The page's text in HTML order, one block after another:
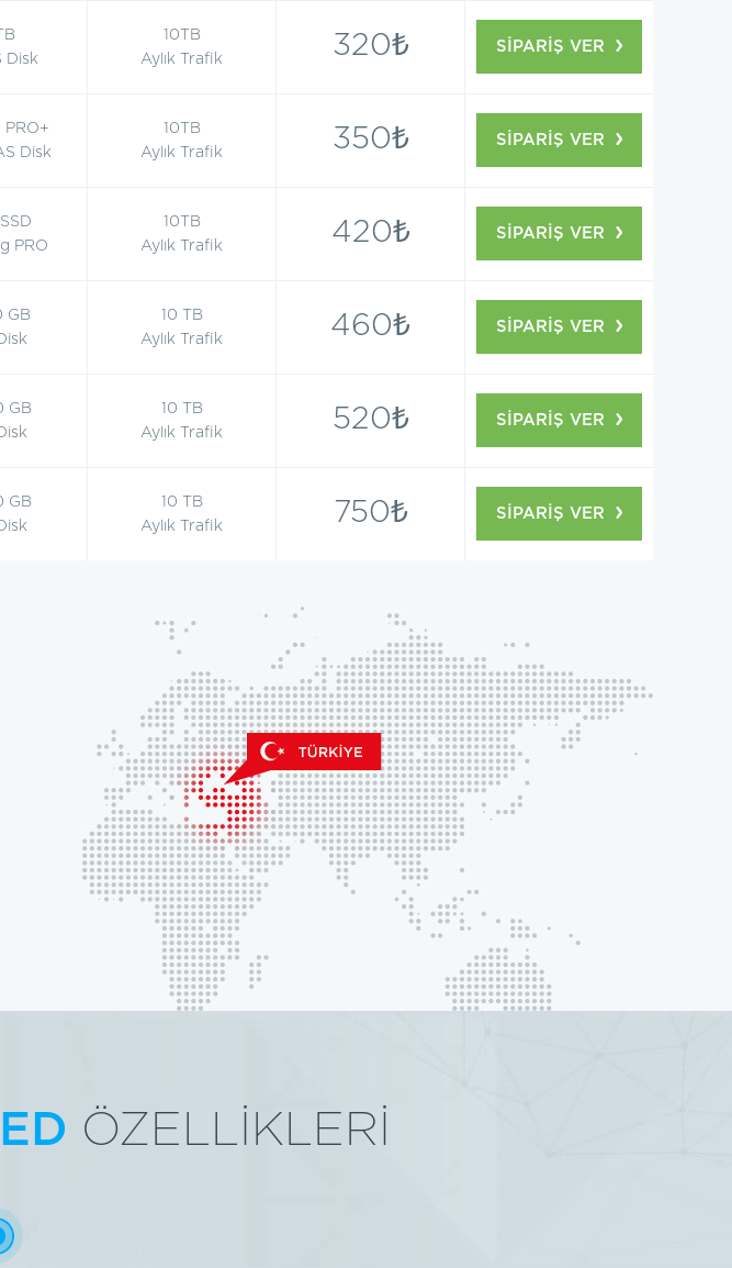
Disk
10TB
Aylık Trafik
320₺ SİPARİŞ VER
PRO+
Disk
10TB
Aylık Trafik
350₺ SİPARİŞ VER
PRO
10TB
Aylık Trafik
420₺ SİPARİŞ VER
GB
10 TB
Aylık Trafik
460₺ SİPARİŞ VER
GB
10 TB
Aylık Trafik
520₺ SİPARİŞ VER
GB
10 TB
Aylık Trafik
750₺ SİPARİŞ VER
ÖZELLİKLERİ